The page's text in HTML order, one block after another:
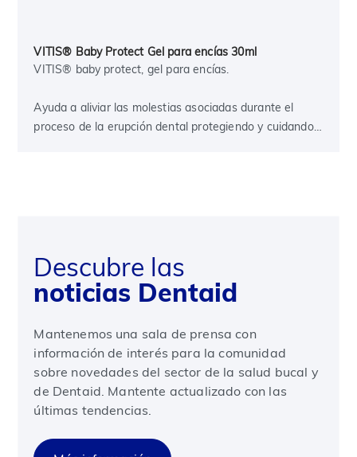
VITIS® Baby Protect Gel para encías 30ml
VITIS® baby protect, gel para encías.
Ayuda a aliviar las molestias asociadas durante el
proceso de la erupción dental protegiendo y cuidando
Descubre las
noticias Dentaid
Mantenemos una sala de prensa con
información de interés para la comunidad
sobre novedades del sector de la salud bucal y
de Dentaid. Mantente actualizado con las
últimas tendencias.